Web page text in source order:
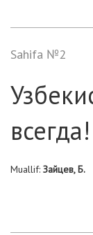
Sahifa №2
всегда!
Muallif: Зайцев, Б.